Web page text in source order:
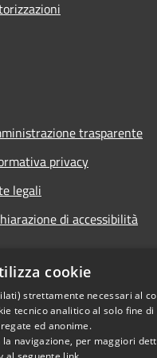
trasparente
privacy
legali
di accessibilità
cookie
strettamente necessari al
tecnico analitico al solo fine
ed anonime.
navigazione, per maggiori